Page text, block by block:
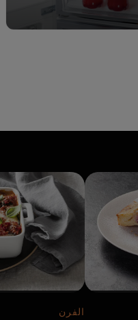
الفرن